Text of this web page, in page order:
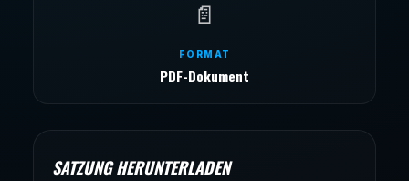
📄
FORMAT
PDF-Dokument
SATZUNG HERUNTERLADEN